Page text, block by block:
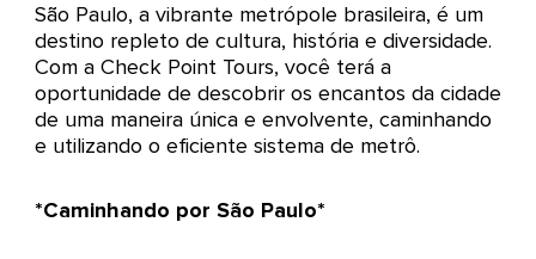
São Paulo, a vibrante metrópole brasileira, é um
destino repleto de cultura, história e diversidade.
Com a Check Point Tours, você terá a
oportunidade de descobrir os encantos da cidade
de uma maneira única e envolvente, caminhando
e utilizando o eficiente sistema de metrô.
*Caminhando por São Paulo*